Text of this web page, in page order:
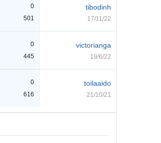
0
501
tibodinh
17/11/22
0
445
victorianga
19/6/22
0
616
toilaaido
21/10/21